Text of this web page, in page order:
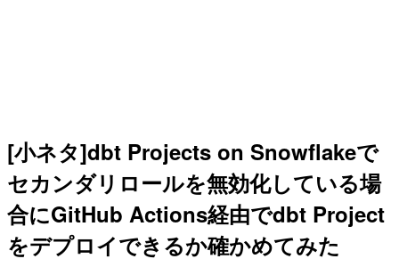
[小ネタ]dbt Projects on Snowflakeで
セカンダリロールを無効化している場
合にGitHub Actions経由でdbt Project
をデプロイできるか確かめてみた